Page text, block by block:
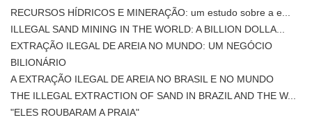
RECURSOS HÍDRICOS E MINERAÇÃO: um estudo sobre a e...
ILLEGAL SAND MINING IN THE WORLD: A BILLION DOLLA...
EXTRAÇÃO ILEGAL DE AREIA NO MUNDO: UM NEGÓCIO
BILIONÁRIO
A EXTRAÇÃO ILEGAL DE AREIA NO BRASIL E NO MUNDO
THE ILLEGAL EXTRACTION OF SAND IN BRAZIL AND THE W...
"ELES ROUBARAM A PRAIA"